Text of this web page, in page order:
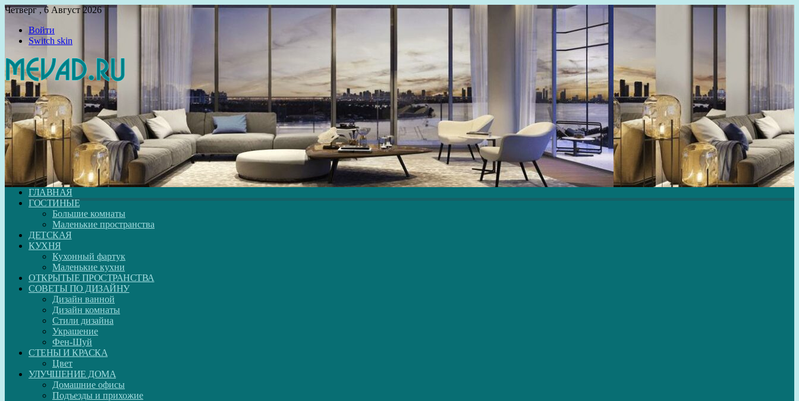
Четверг , 6 Август 2026
Войти
Switch skin
ГЛАВНАЯ
ГОСТИНЫЕ
Большие комнаты
Маленькие пространства
ДЕТСКАЯ
КУХНЯ
Кухонный фартук
Маленькие кухни
ОТКРЫТЫЕ ПРОСТРАНСТВА
СОВЕТЫ ПО ДИЗАЙНУ
Дизайн ванной
Дизайн комнаты
Стили дизайна
Украшение
Фен-Шуй
СТЕНЫ И КРАСКА
Цвет
УЛУЧШЕНИЕ ДОМА
Домашние офисы
Подъезды и прихожие